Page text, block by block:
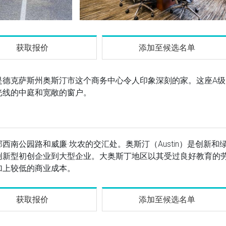
获取报价 添加至候选名单
克萨斯州奥斯汀市这个商务中心令人印象深刻的家。这座A级
的中庭和宽敞的窗户。
南公园路和威廉·坎农的交汇处。奥斯汀（Austin）是创新和
型初创企业到大型企业。大奥斯丁地区以其受过良好教育的
较低的商业成本。
获取报价 添加至候选名单